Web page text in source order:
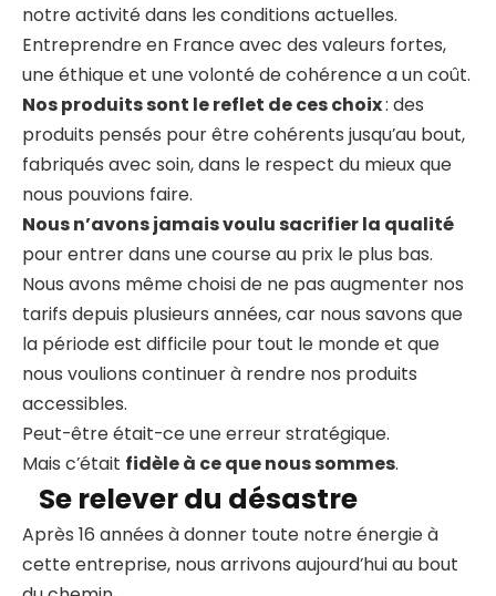
notre activité dans les conditions actuelles.
Entreprendre en France avec des valeurs fortes,
une éthique et une volonté de cohérence a un coût.
Nos produits sont le reflet de ces choix: des
produits pensés pour être cohérents jusqu’au bout,
fabriqués avec soin, dans le respect du mieux que
nous pouvions faire.
Nous n’avons jamais voulu sacrifier la qualité
pour entrer dans une course au prix le plus bas.
Nous avons même choisi de ne pas augmenter nos
tarifs depuis plusieurs années, car nous savons que
la période est difficile pour tout le monde et que
nous voulions continuer à rendre nos produits
accessibles.
Peut-être était-ce une erreur stratégique.
Mais c’était fidèle à ce que nous sommes.
Se relever du désastre
Après 16 années à donner toute notre énergie à
cette entreprise, nous arrivons aujourd’hui au bout